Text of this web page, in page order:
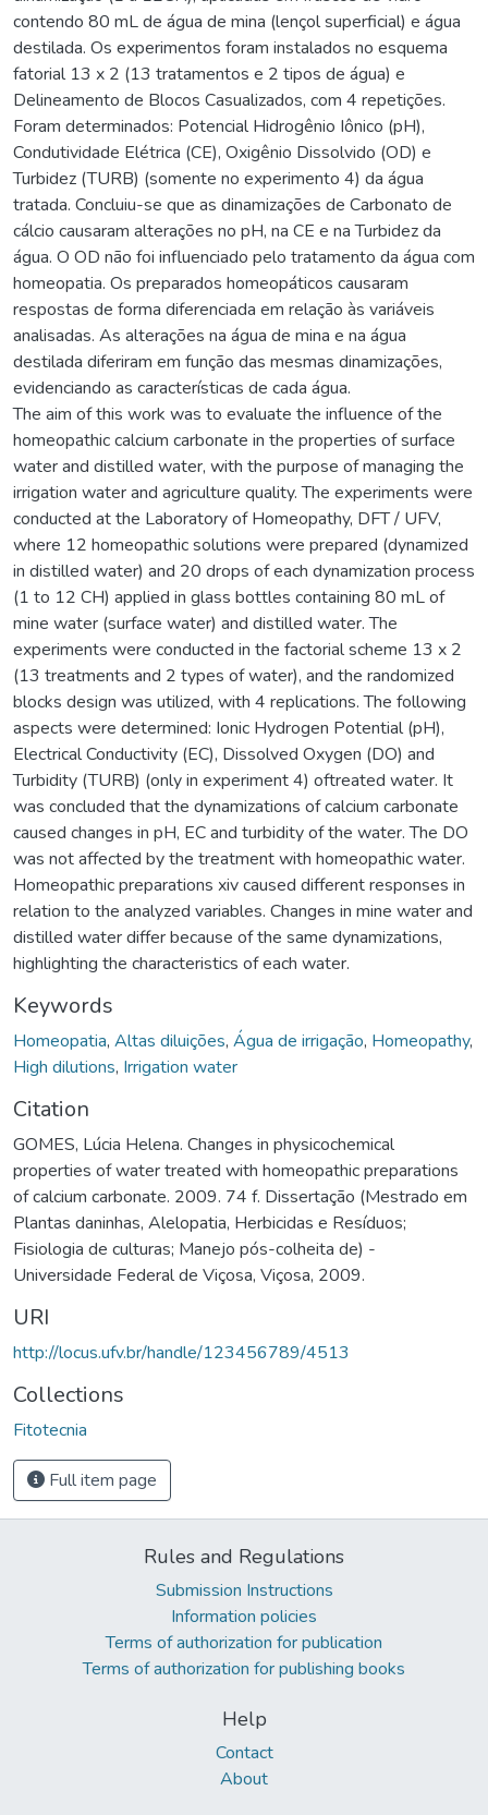
contendo 80 mL de água de mina (lençol superficial) e água
destilada. Os experimentos foram instalados no esquema
fatorial 13 x 2 (13 tratamentos e 2 tipos de água) e
Delineamento de Blocos Casualizados, com 4 repetições.
Foram determinados: Potencial Hidrogênio Iônico (pH),
Condutividade Elétrica (CE), Oxigênio Dissolvido (OD) e
Turbidez (TURB) (somente no experimento 4) da água
tratada. Concluiu-se que as dinamizações de Carbonato de
cálcio causaram alterações no pH, na CE e na Turbidez da
água. O OD não foi influenciado pelo tratamento da água com
homeopatia. Os preparados homeopáticos causaram
respostas de forma diferenciada em relação às variáveis
analisadas. As alterações na água de mina e na água
destilada diferiram em função das mesmas dinamizações,
evidenciando as características de cada água.
The aim of this work was to evaluate the influence of the
homeopathic calcium carbonate in the properties of surface
water and distilled water, with the purpose of managing the
irrigation water and agriculture quality. The experiments were
conducted at the Laboratory of Homeopathy, DFT / UFV,
where 12 homeopathic solutions were prepared (dynamized
in distilled water) and 20 drops of each dynamization process
(1 to 12 CH) applied in glass bottles containing 80 mL of
mine water (surface water) and distilled water. The
experiments were conducted in the factorial scheme 13 x 2
(13 treatments and 2 types of water), and the randomized
blocks design was utilized, with 4 replications. The following
aspects were determined: Ionic Hydrogen Potential (pH),
Electrical Conductivity (EC), Dissolved Oxygen (DO) and
Turbidity (TURB) (only in experiment 4) oftreated water. It
was concluded that the dynamizations of calcium carbonate
caused changes in pH, EC and turbidity of the water. The DO
was not affected by the treatment with homeopathic water.
Homeopathic preparations xiv caused different responses in
relation to the analyzed variables. Changes in mine water and
distilled water differ because of the same dynamizations,
highlighting the characteristics of each water.
Keywords
Homeopatia, Altas diluições, Água de irrigação, Homeopathy,
High dilutions, Irrigation water
Citation
GOMES, Lúcia Helena. Changes in physicochemical
properties of water treated with homeopathic preparations
of calcium carbonate. 2009. 74 f. Dissertação (Mestrado em
Plantas daninhas, Alelopatia, Herbicidas e Resíduos;
Fisiologia de culturas; Manejo pós-colheita de) -
Universidade Federal de Viçosa, Viçosa, 2009.
URI
http://locus.ufv.br/handle/123456789/4513
Collections
Fitotecnia
Full item page
Rules and Regulations
Submission Instructions
Information policies
Terms of authorization for publication
Terms of authorization for publishing books
Help
Contact
About